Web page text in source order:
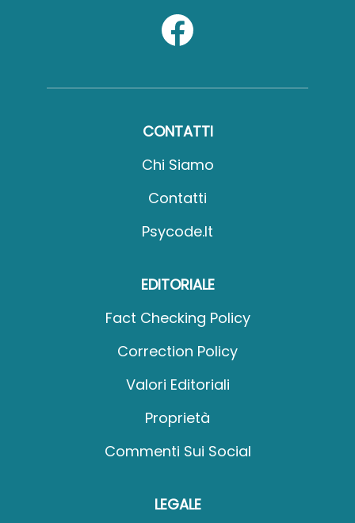
CONTATTI
Chi Siamo
Contatti
Psycode.it
EDITORIALE
Fact Checking Policy
Correction Policy
Valori Editoriali
Proprietà
Commenti Sui Social
LEGALE